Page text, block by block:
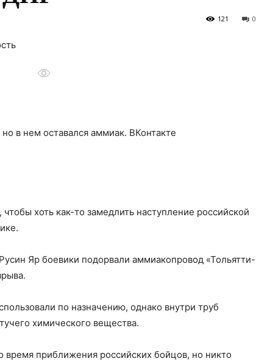
0
121
в нем оставался аммиак. ВКонтакте
хоть как-то замедлить наступление российской
Яр боевики подорвали аммиакопровод «Тольятти-
по назначению, однако внутри труб
химического вещества.
приближения российских бойцов, но никто